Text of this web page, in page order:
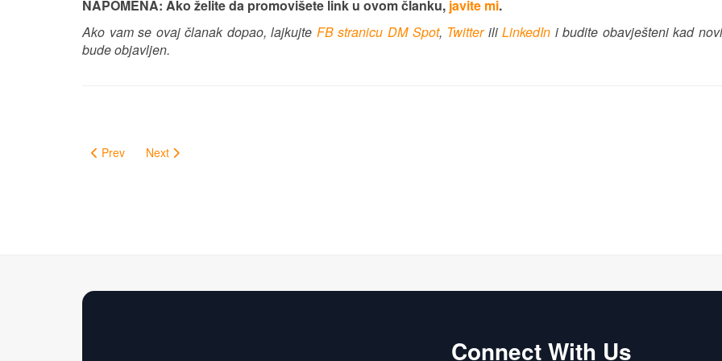
NAPOMENA: Ako želite da promovišete link u ovom članku, javite mi.
Ako vam se ovaj članak dopao, lajkujte FB stranicu DM Spot, TwitteriliLinkedIn i budite obavješteni kad
bude objavljen.
Prev Next
Connect With Us